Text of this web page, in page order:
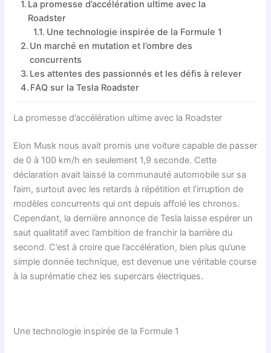
La promesse d’accélération ultime avec la
Roadster
Une technologie inspirée de la Formule 1
Un marché en mutation et l’ombre des
concurrents
Les attentes des passionnés et les défis à relever
FAQ sur la Tesla Roadster
La promesse d’accélération ultime avec la Roadster
Elon Musk nous avait promis une voiture capable de passer
de 0 à 100 km/h en seulement 1,9 seconde. Cette
déclaration avait laissé la communauté automobile sur sa
faim, surtout avec les retards à répétition et l’irruption de
modèles concurrents qui ont depuis affolé les chronos.
Cependant, la dernière annonce de Tesla laisse espérer un
saut qualitatif avec l’ambition de franchir la barrière du
second. C’est à croire que l’accélération, bien plus qu’une
simple donnée technique, est devenue une véritable course
à la suprématie chez les supercars électriques.
Une technologie inspirée de la Formule 1